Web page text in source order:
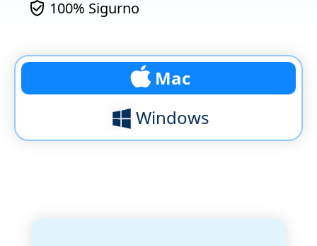
100% Sigurno
Mac
Windows